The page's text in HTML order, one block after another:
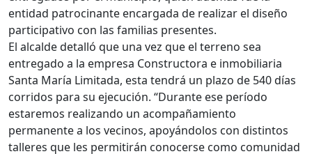
entidad patrocinante encargada de realizar el diseño
participativo con las familias presentes.
El alcalde detalló que una vez que el terreno sea
entregado a la empresa Constructora e inmobiliaria
Santa María Limitada, esta tendrá un plazo de 540 días
corridos para su ejecución. “Durante ese período
estaremos realizando un acompañamiento
permanente a los vecinos, apoyándolos con distintos
talleres que les permitirán conocerse como comunidad